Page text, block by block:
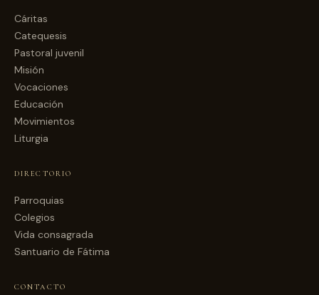
Cáritas
Catequesis
Pastoral juvenil
Misión
Vocaciones
Educación
Movimientos
Liturgia
DIRECTORIO
Parroquias
Colegios
Vida consagrada
Santuario de Fátima
CONTACTO